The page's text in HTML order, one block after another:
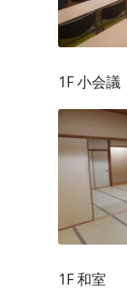
1F 小会議
1F 和室